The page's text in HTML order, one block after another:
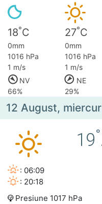
18°C 27°C
0mm 0mm
1016 hPa
1016 hPa
1 m/s
1 m/s
NV
NE
66%
29%
12 August,
19°
: 06:09
: 20:18
Presiune 1017 hPa